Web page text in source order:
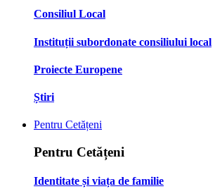
Consiliul Local
Instituții subordonate consiliului local
Proiecte Europene
Știri
Pentru Cetățeni
Pentru Cetățeni
Identitate și viața de familie